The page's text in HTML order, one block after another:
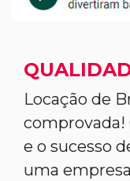
Locação de
comprovada!
e o sucesso
uma